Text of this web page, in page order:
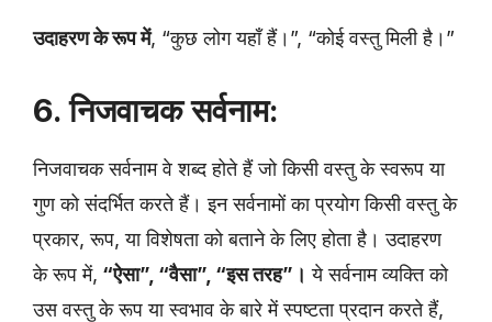
उदाहरण के रूप में, “कुछ लोग यहाँ हैं।”, “कोई वस्तु मिली है।”
6. निजवाचक सर्वनाम:
निजवाचक सर्वनाम वे शब्द होते हैं जो किसी वस्तु के स्वरूप या
गुण को संदर्भित करते हैं। इन सर्वनामों का प्रयोग किसी वस्तु के
प्रकार, रूप, या विशेषता को बताने के लिए होता है। उदाहरण
के रूप में, “ऐसा”, “वैसा”, “इस तरह”। ये सर्वनाम व्यक्ति को
उस वस्तु के रूप या स्वभाव के बारे में स्पष्टता प्रदान करते हैं,